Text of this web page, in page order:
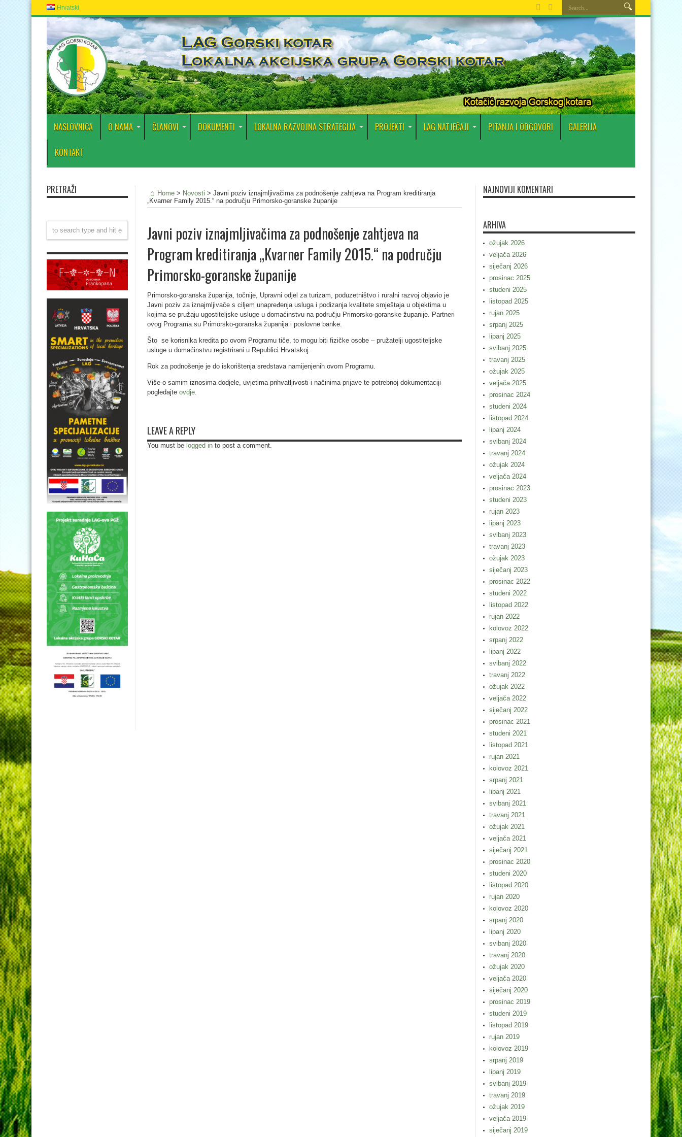
Hrvatski
NASLOVNICA O NAMA ČLANOVI DOKUMENTI LOKALNA RAZVOJNA STRATEGIJA PROJEKTI LAG NATJEČAJI PITANJA I ODGOVORI GALERIJA
KONTAKT
Home > Novosti > Javni poziv iznajmljivačima za podnošenje zahtjeva na Program kreditiranja
„Kvarner Family 2015.“ na području Primorsko-goranske županije
Javni poziv iznajmljivačima za podnošenje zahtjeva na
Program kreditiranja „Kvarner Family 2015.“ na području
Primorsko-goranske županije
Primorsko-goranska županija, točnije, Upravni odjel za turizam, poduzetništvo i ruralni razvoj objavio je
Javni poziv za iznajmljivače s ciljem unapređenja usluga i podizanja kvalitete smještaja u objektima u
kojima se pružaju ugostiteljske usluge u domaćinstvu na području Primorsko-goranske županije. Partneri
ovog Programa su Primorsko-goranska županija i poslovne banke.
Što se korisnika kredita po ovom Programu tiče, to mogu biti fizičke osobe – pružatelji ugostiteljske
usluge u domaćinstvu registrirani u Republici Hrvatskoj.
Rok za podnošenje je do iskorištenja sredstava namijenjenih ovom Programu.
Više o samim iznosima dodjele, uvjetima prihvatljivosti i načinima prijave te potrebnoj dokumentaciji
pogledajte ovdje.
LEAVE A REPLY
You must be logged in to post a comment.
PRETRAŽI NAJNOVIJI KOMENTARI
ARHIVA
ožujak 2026
veljača 2026
siječanj 2026
prosinac 2025
studeni 2025
listopad 2025
rujan 2025
srpanj 2025
lipanj 2025
svibanj 2025
travanj 2025
ožujak 2025
veljača 2025
prosinac 2024
studeni 2024
listopad 2024
lipanj 2024
svibanj 2024
travanj 2024
ožujak 2024
veljača 2024
prosinac 2023
studeni 2023
rujan 2023
lipanj 2023
svibanj 2023
travanj 2023
ožujak 2023
siječanj 2023
prosinac 2022
studeni 2022
listopad 2022
rujan 2022
kolovoz 2022
srpanj 2022
lipanj 2022
svibanj 2022
travanj 2022
ožujak 2022
veljača 2022
siječanj 2022
prosinac 2021
studeni 2021
listopad 2021
rujan 2021
kolovoz 2021
srpanj 2021
lipanj 2021
svibanj 2021
travanj 2021
ožujak 2021
veljača 2021
siječanj 2021
prosinac 2020
studeni 2020
listopad 2020
rujan 2020
kolovoz 2020
srpanj 2020
lipanj 2020
svibanj 2020
travanj 2020
ožujak 2020
veljača 2020
siječanj 2020
prosinac 2019
studeni 2019
listopad 2019
rujan 2019
kolovoz 2019
srpanj 2019
lipanj 2019
svibanj 2019
travanj 2019
ožujak 2019
veljača 2019
siječanj 2019